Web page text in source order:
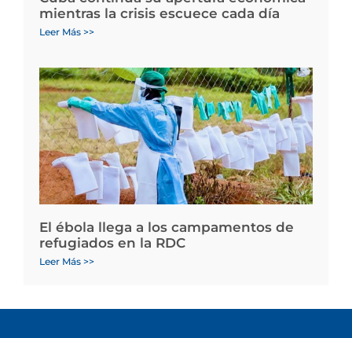
mientras la crisis escuece cada día
Leer Más >>
El ébola llega a los campamentos de
refugiados en la RDC
Leer Más >>